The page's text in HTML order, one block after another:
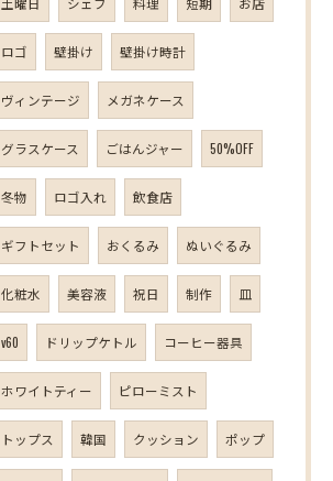
ロゴ 壁掛け 壁掛け時計
ヴィンテージ メガネケース
グラスケース ごはんジャー 50%OFF
冬物 ロゴ入れ 飲食店
ギフトセット おくるみ ぬいぐるみ
化粧水 美容液 祝日 制作 皿
v60 ドリップケトル コーヒー器具
ホワイトティー ピローミスト
トップス 韓国 クッション ポップ